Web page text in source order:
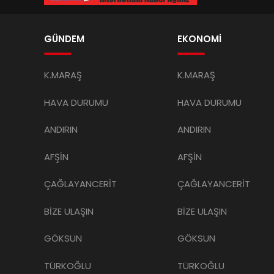
GÜNDEM
K.MARAŞ
HAVA DURUMU
ANDIRIN
AFŞİN
ÇAĞLAYANCERİT
BİZE ULAŞIN
GÖKSUN
TÜRKOĞLU
EKONOMİ
K.MARAŞ
HAVA DURUMU
ANDIRIN
AFŞİN
ÇAĞLAYANCERİT
BİZE ULAŞIN
GÖKSUN
TÜRKOĞLU